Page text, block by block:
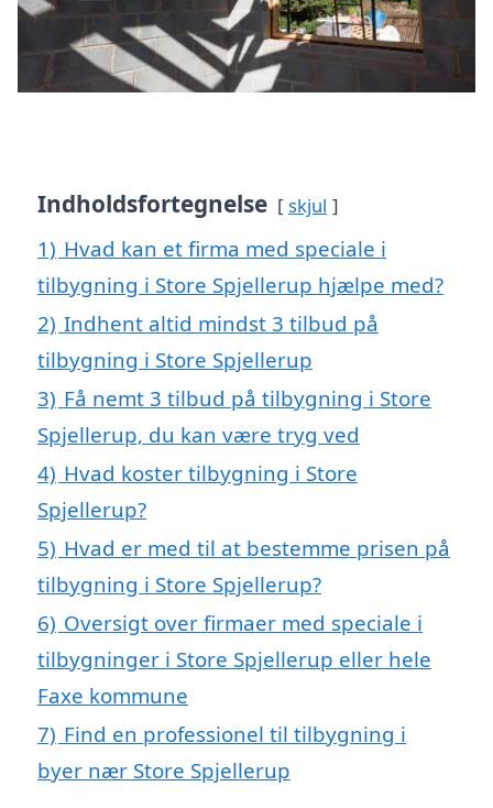
Indholdsfortegnelse skjul
1) Hvad kan et firma med speciale i
tilbygning i Store Spjellerup hjælpe med?
2) Indhent altid mindst 3 tilbud på
tilbygning i Store Spjellerup
3) Få nemt 3 tilbud på tilbygning i Store
Spjellerup, du kan være tryg ved
4) Hvad koster tilbygning i Store
Spjellerup?
5) Hvad er med til at bestemme prisen på
tilbygning i Store Spjellerup?
6) Oversigt over firmaer med speciale i
tilbygninger i Store Spjellerup eller hele
Faxe kommune
7) Find en professionel til tilbygning i
byer nær Store Spjellerup